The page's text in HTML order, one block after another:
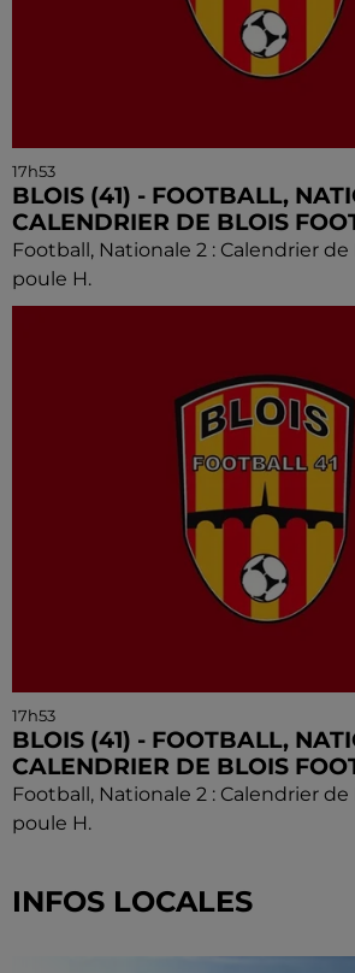
17h53
BLOIS (41) - FOOTBALL,
CALENDRIER DE BLOIS
Football, Nationale 2 : Calendrier de
poule H.
17h53
BLOIS (41) - FOOTBALL,
CALENDRIER DE BLOIS
Football, Nationale 2 : Calendrier de
poule H.
INFOS LOCALES